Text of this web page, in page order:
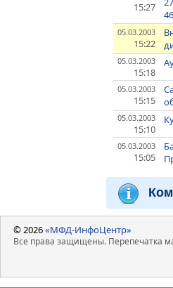
15:27
05.03.2003
15:22
05.03.2003
15:18
05.03.2003
15:15
05.03.2003
15:10
05.03.2003
15:05
© 2026«МФД-ИнфоЦентр»
Все права защищены. Перепечатка